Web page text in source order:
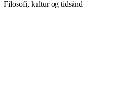
Filosofi, kultur og tidsånd